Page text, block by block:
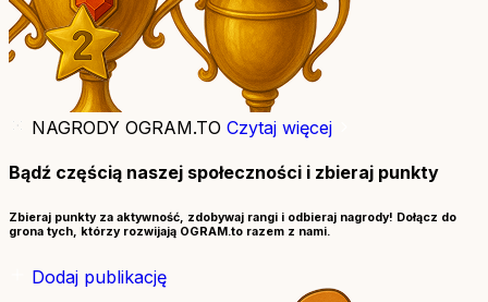
NAGRODY OGRAM.TO Czytaj więcej
Bądź częścią naszej społeczności i zbieraj punkty
Zbieraj punkty za aktywność, zdobywaj rangi i odbieraj nagrody! Dołącz do
grona tych, którzy rozwijają OGRAM.to razem z nami.
Dodaj publikację